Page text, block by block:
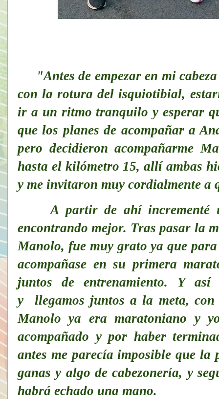
"Antes de empezar en mi
con la rotura del isquiotibial,
ir a un ritmo tranquilo y esperar
que los planes de acompañar a
pero decidieron acompañarme
hasta el kilómetro 15, allí ambas
y me invitaron muy cordialmente
A partir de ahí incrementé
encontrando mejor. Tras pasar la
Manolo, fue muy grato ya que
acompañase en su primera
juntos de entrenamiento. Y
y llegamos juntos a la meta, con
Manolo ya era maratoniano y
acompañado y por haber
antes me parecía imposible que la
ganas y algo de cabezonería, y
habrá echado una mano.